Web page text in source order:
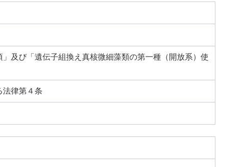
及び「遺伝子組換え真核微細藻類の第一種（開放系）使
法律第４条